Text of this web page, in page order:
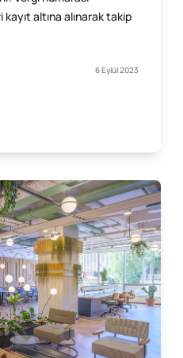
altına alınarak takip
6 Eylül 2023